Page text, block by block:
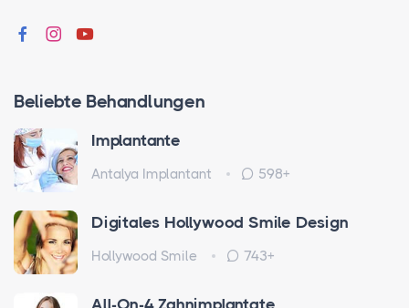
Beliebte Behandlungen
Implantante
Antalya Implantant 598+
Digitales Hollywood Smile Design
Hollywood Smile 743+